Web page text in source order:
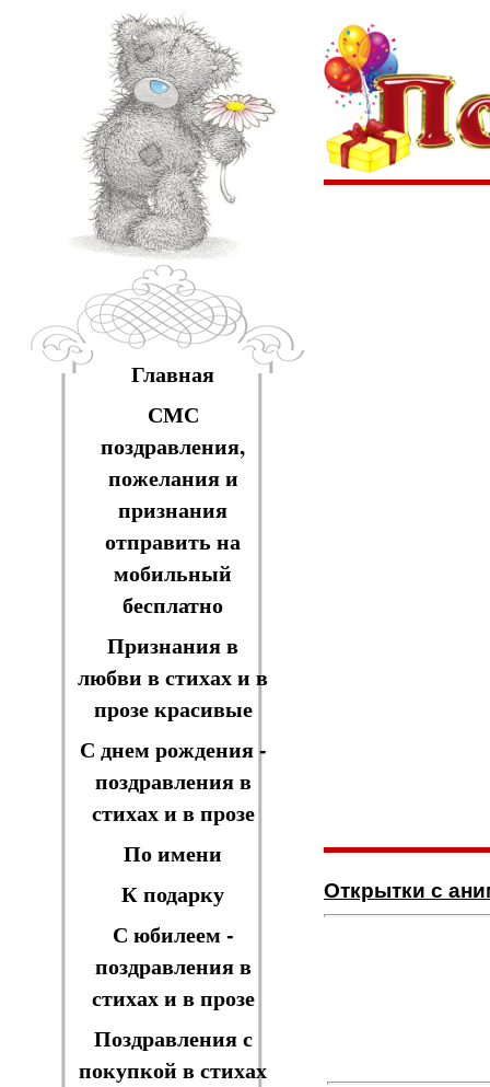
Главная
СМС
поздравления,
пожелания и
признания
отправить на
мобильный
бесплатно
Признания в
любви в стихах и в
прозе красивые
С днем рождения -
поздравления в
стихах и в прозе
По имени
К подарку
С юбилеем -
поздравления в
стихах и в прозе
Поздравления с
покупкой в стихах
Открытки с